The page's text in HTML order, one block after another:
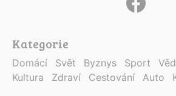
Kategorie
Domácí Svět Byznys Sport
Kultura
Zdraví Cestování Auto